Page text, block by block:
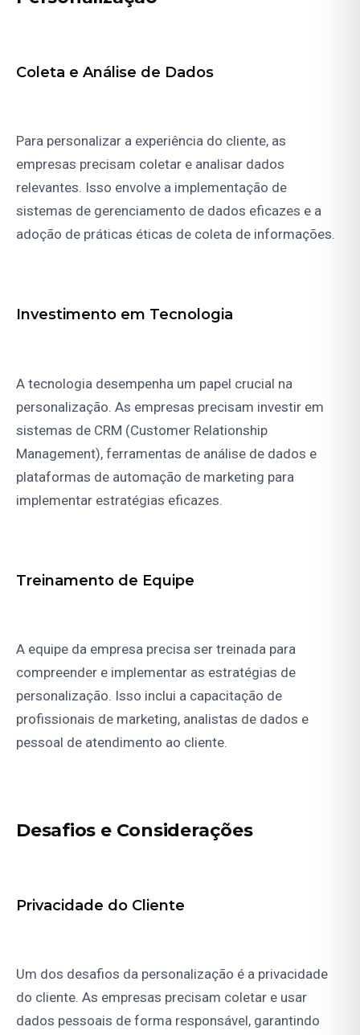
Coleta e Análise de Dados
Para personalizar a experiência do cliente, as
empresas precisam coletar e analisar dados
relevantes. Isso envolve a implementação de
sistemas de gerenciamento de dados eficazes e a
adoção de práticas éticas de coleta de informações.
Investimento em Tecnologia
A tecnologia desempenha um papel crucial na
personalização. As empresas precisam investir em
sistemas de CRM (Customer Relationship
Management), ferramentas de análise de dados e
plataformas de automação de marketing para
implementar estratégias eficazes.
Treinamento de Equipe
A equipe da empresa precisa ser treinada para
compreender e implementar as estratégias de
personalização. Isso inclui a capacitação de
profissionais de marketing, analistas de dados e
pessoal de atendimento ao cliente.
Desafios e Considerações
Privacidade do Cliente
Um dos desafios da personalização é a privacidade
do cliente. As empresas precisam coletar e usar
dados pessoais de forma responsável, garantindo